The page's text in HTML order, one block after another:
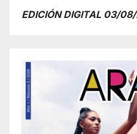
EDICIÓN DIGITAL 03/